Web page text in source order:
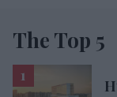
The Top 5